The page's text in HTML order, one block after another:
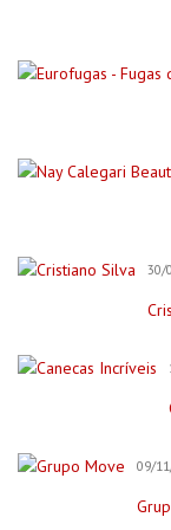
Bolos
Decorações
Fitness
Negócios/
Onde Comer
Cafeterias/
30/
09/